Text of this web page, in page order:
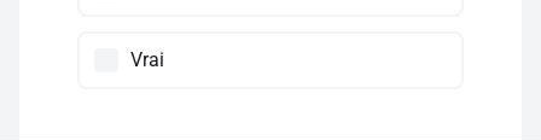
Vrai